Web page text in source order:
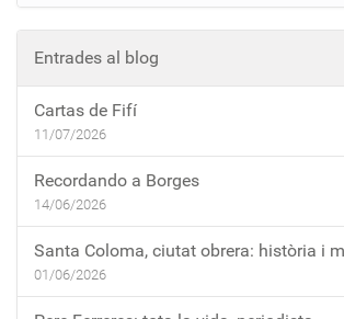
Entrades al blog
Cartas de Fifí
11/07/2026
Recordando a Borges
14/06/2026
Santa Coloma, ciutat obrera: història i
01/06/2026